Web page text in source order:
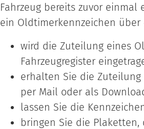
Fahrzeug bereits zuvor
ein Oldtimerkennzeichen über
wird die Zuteilung eines
Fahrzeugregister
erhalten Sie die Zuteilung
per Mail oder als
lassen Sie die
bringen Sie die